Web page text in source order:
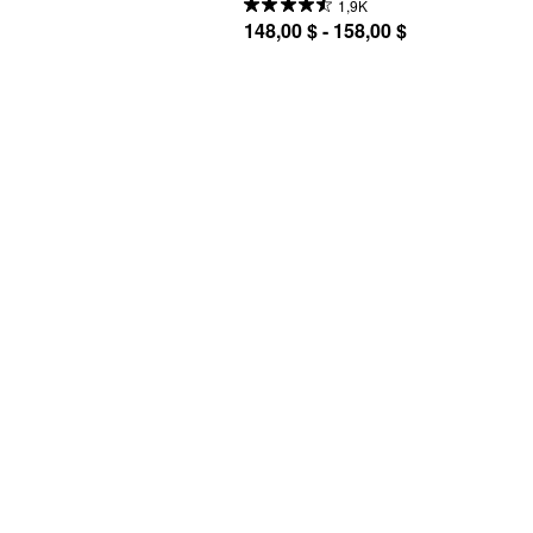
1,9K
148,00 $ - 158,00 $